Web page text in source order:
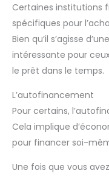
Certaines institutions
spécifiques pour
Bien qu’il s’agisse
intéressante pour
le prêt dans le temps.
L’autofinancement
Pour certains,
Cela implique
pour financer soi-
Une fois que vous